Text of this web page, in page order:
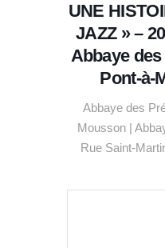
UNE
JAZZ » –
Abbaye
Pont-à-
Abbaye des
Mousson |
Rue Saint-